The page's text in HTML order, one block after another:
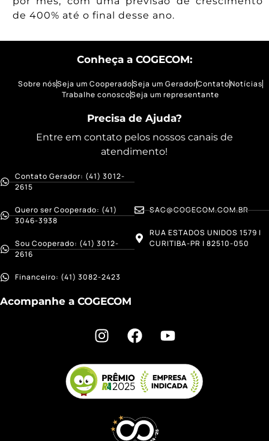
de 400% até o final desse ano.
Conheça a COGECOM:
Sobre nósSeja um CooperadoSeja um GeradorContatoNotícias
Trabalhe conoscoSeja um representante
Precisa de Ajuda?
Entre em contato pelos nossos canais de
atendimento!
Contato Gerador: (41) 3012-
2615
Quero ser Cooperado: (41)
3046-3938
Sou Cooperado: (41) 3012-
2616
Financeiro: (41) 3082-2423
SAC@COGECOM.COM.BR
RUA ESTADOS UNIDOS 1579 |
CURITIBA-PR | 82510-050
Acompanhe a COGECOM